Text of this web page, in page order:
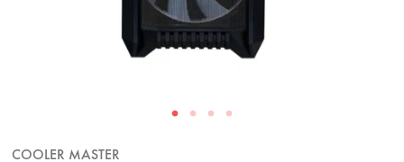
COOLER MASTER